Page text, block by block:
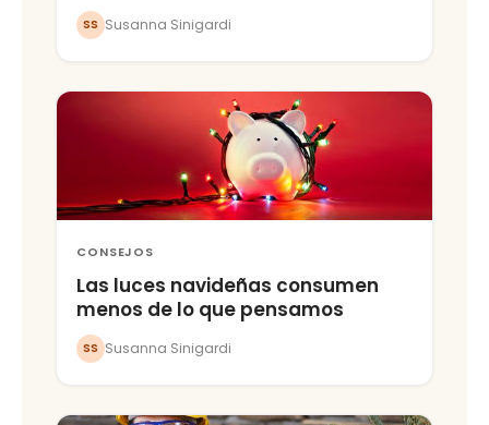
SS Susanna Sinigardi
CONSEJOS
Las luces navideñas consumen
menos de lo que pensamos
SS Susanna Sinigardi